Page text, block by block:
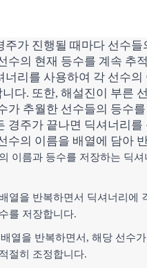
주가 진행될 때마다 선수들
수의 현재 등수를 계속 추
너리를 사용하여 각 선수의
다. 또한, 해설진이 부른
가 추월한 선수들의 등수
경주가 끝나면 딕셔너리를
수의 이름을 배열에 담아
이름과 등수를 저장하는 딕셔
열을 반복하면서 딕셔너리에
를 저장합니다.
열을 반복하면서, 해당 선수
절히 조정합니다.